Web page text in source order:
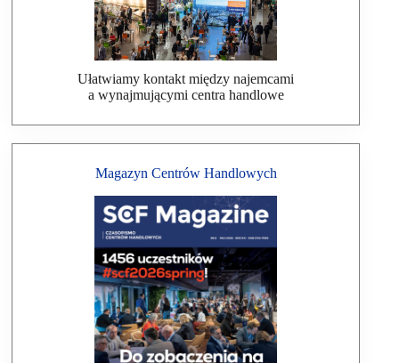
Ułatwiamy kontakt między najemcami
a wynajmującymi centra handlowe
Magazyn Centrów Handlowych